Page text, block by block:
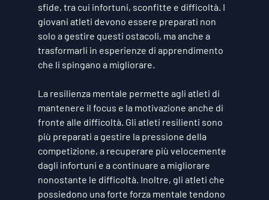
sfide, tra cui infortuni, sconfitte e difficoltà. I
giovani atleti devono essere preparati non
solo a gestire questi ostacoli, ma anche a
trasformarli in esperienze di apprendimento
che li spingano a migliorare.
La resilienza mentale permette agli atleti di
mantenere il focus e la motivazione anche di
fronte alle difficoltà. Gli atleti resilienti sono
più preparati a gestire la pressione della
competizione, a recuperare più velocemente
dagli infortuni e a continuare a migliorare
nonostante le difficoltà. Inoltre, gli atleti che
possiedono una forte forza mentale tendono